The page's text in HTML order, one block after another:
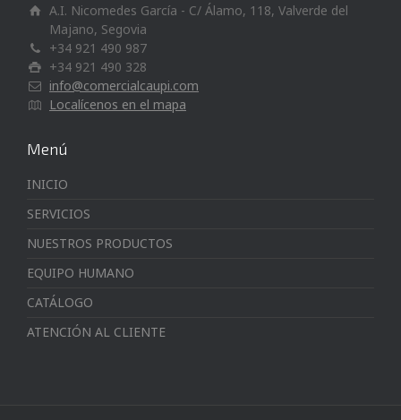
A.I. Nicomedes García - C/ Álamo, 118, Valverde del
Majano, Segovia
+34 921 490 987
+34 921 490 328
info@comercialcaupi.com
Localícenos en el mapa
Menú
INICIO
SERVICIOS
NUESTROS PRODUCTOS
EQUIPO HUMANO
CATÁLOGO
ATENCIÓN AL CLIENTE